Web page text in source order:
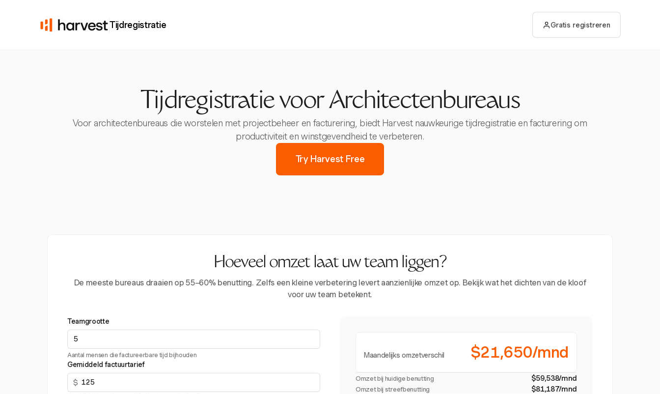
Tijdregistratie Gratis registreren
Tijdregistratie voor Architectenbureaus
Voor architectenbureaus die worstelen met projectbeheer en facturering, biedt Harvest nauwkeurige tijdregistratie en facturering om
productiviteit en winstgevendheid te verbeteren.
Try Harvest Free
Hoeveel omzet laat uw team liggen?
De meeste bureaus draaien op 55–60% benutting. Zelfs een kleine verbetering levert aanzienlijke omzet op. Bekijk wat het dichten van de kloof
voor uw team betekent.
Teamgrootte
Aantal mensen die factureerbare tijd bijhouden
Gemiddeld factuurtarief
$
Maandelijks omzetverschil $21,650/mnd
Omzet bij huidige benutting $59,538/mnd
Omzet bij streefbenutting $81,187/mnd